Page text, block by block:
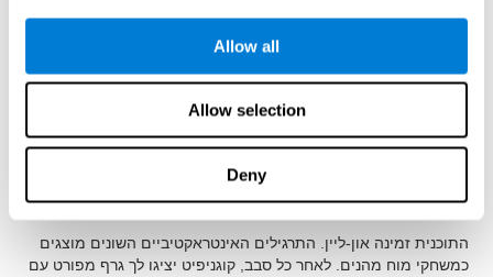
Allow all
Allow selection
Deny
בעזרת ההערכה הנוירו-קוגנטיבית מבית קוגניפיט
זיכרון הקשרי
באופן אוטומטי משטר אימונים מלאעם תרגילים קוגנטיביים
מותאמים אישית שיסייעו לשפר זיכרון הקשרי
התוכנית לגירוי קוגנטיבי ולהערכה נוירו-פסיכולוגית מבית קוגניפיט
תוכננה ע"י צוות של נוירולוגים ופסיכולוגים קוגנטיביים אשר למדו
התוכנית זמינה און-ליין. התרגילים האינטראקטיביים השונים מוצגים
כמשחקי מוח מהנים. לאחר כל סבב, קוגניפיט יציגו לך גרף מפורט עם